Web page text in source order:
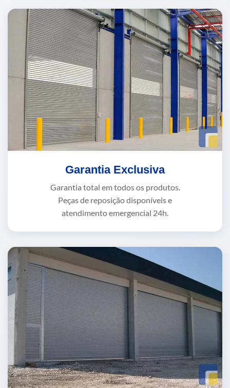
Garantia Exclusiva
Garantia total em todos os produtos.
Peças de reposição disponíveis e
atendimento emergencial 24h.